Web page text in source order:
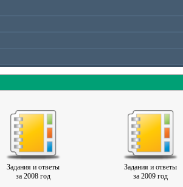
Задания и ответы
за 2008 год
Задания и ответы
за 2009 год